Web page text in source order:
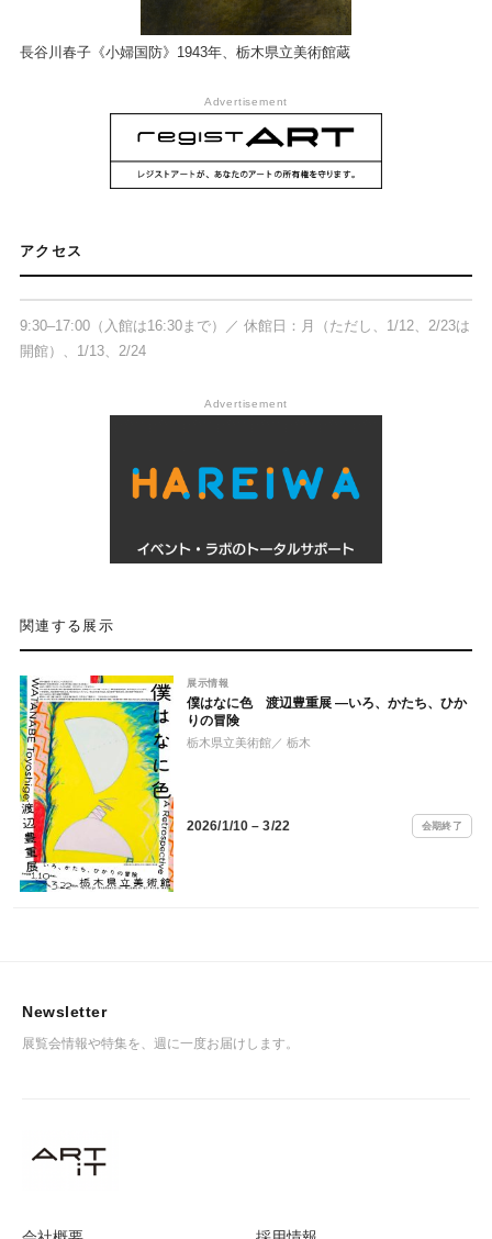
長谷川春子《小婦国防》1943年、栃木県立美術館蔵
Advertisement
アクセス
〒320-0043 栃木県宇都宮市桜4-2-7
9:30–17:00（入館は16:30まで）／ 休館日：月（ただし、1/12、2/23は
開館）、1/13、2/24
Advertisement
関連する展示
展示情報
僕はなに色 渡辺豊重展 ―いろ、かたち、ひか
りの冒険
栃木県立美術館 ／ 栃木
2026/1/10 – 3/22 会期終了
Newsletter
展覧会情報や特集を、週に一度お届けします。